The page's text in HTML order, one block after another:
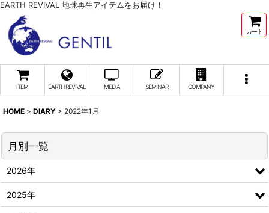
EARTH REVIVAL 地球再生アイテムをお届け！
カート
ITEM EARTH REVIVAL MEDIA SEMINAR COMPANY
HOME > DIARY > 2022年1月
月別一覧
2026年
2025年